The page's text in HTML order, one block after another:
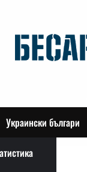
Украински българи